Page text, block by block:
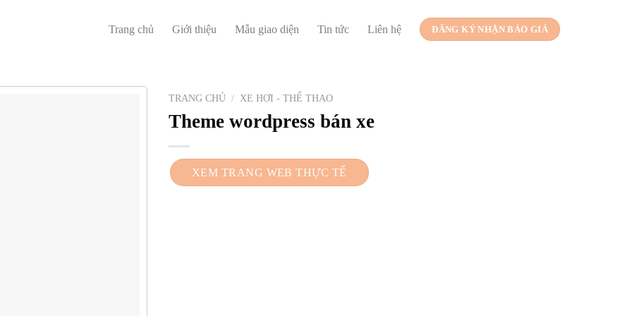
Trang chủ Giới thiệu Mẫu giao diện Tin tức Liên hệ ĐĂNG KÝ NHẬN BÁO GIÁ
TRANG CHỦ / XE HƠI - THỂ THAO
Theme wordpress bán xe
XEM TRANG WEB THỰC TẾ